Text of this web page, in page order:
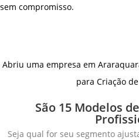
sem compromisso.
Abriu uma empresa em
para Criação
São 15 Modelos de
Seja qual for seu segmento